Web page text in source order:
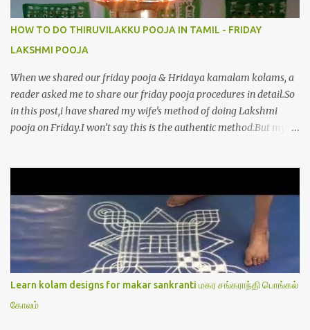
HOW TO DO THIRUVILAKKU POOJA IN TAMIL - FRIDAY
LAKSHMI POOJA
When we shared our friday pooja & Hridaya kamalam kolams, a
reader asked me to share our friday pooja procedures in detail.So
in this post,i have shared my wife’s method of doing Lakshmi
pooja on Friday.I won’t say this is the authentic method.But my
Lakshmi poojai with Thiruvilakku poojai
kolam,Hridayakamalam kolam and thiruvilakku pooja
stotram/slokas along with 108 potri in tamil. i.e Archanai slokam
in Tamil.I have tried my best to explain the pooja procedures.Hope
u will find it helpful.I have attached all the sloka pictures from our
book “ Jayamangala sthothram”. I have also typed the Shodasha
upachara pooja sthothram in Tamil & English. If u want to use
this pictures in your website,please ask our permission.Thanks for
Learn kolam designs for makar sankranti மகர சங்கராந்தி பொங்கல்
கோலம்